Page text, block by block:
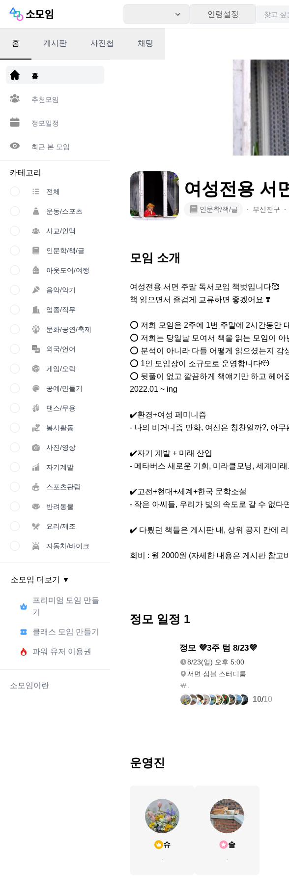
연령설정
앱 다운로드
홈
추천모임
정모일정
최근 본 모임
카테고리
전체
운동/스포츠
사교/인맥
인문학/책/글
아웃도어/여행
음악/악기
업종/직무
문화/공연/축제
외국/언어
게임/오락
공예/만들기
댄스/무용
봉사활동
사진/영상
자기계발
스포츠관람
반려동물
요리/제조
자동차/바이크
소모임 더보기 ▼
프리미엄 모임 만들
기
클래스 모임 만들기
파워 유저 이용권
소모임이란
홈 게시판 사진첩 채팅
여성전용 서
인문학/책/글 ∙ 부산진구 ∙
모임 소개
여성전용 서면 주말 독서모임 책벗입니다🥰
책 읽으면서 즐겁게 교류하면 좋겠어요 ❣️
⭕️ 저희 모임은 2주에 1번 주말에 2시간동안
⭕️ 저희는 당일날 모여서 책을 읽는 모임이
⭕️ 분석이 아니라 다들 어떻게 읽으셨는지 감
⭕️ 1인 모임장이 소규모로 운영합니다🫡
⭕️ 뒷풀이 없고 깔끔하게 책얘기만 하고 헤어
2022.01 ~ ing
✔️환경+여성 페미니즘
- 나의 비거니즘 만화, 여신은 칭찬일까?, 아
✔️자기 계발 + 미래 산업
- 메타버스 새로운 기회, 미라클모닝, 세계미
✔️고전+현대+세계+한국 문학소설
- 작은 아씨들, 우리가 빛의 속도로 갈 수 없다
✔️ 다뤘던 책들은 게시판 내, 상위 공지 칸에
회비 : 월 2000원 (자세한 내용은 게시판 참고
정모 일정 1
정모 💜3주 텀 8/23💜
8/23(일) 오후 5:00
서면 심블 스터디룸
10/10
운영진
슈
.
솔
.